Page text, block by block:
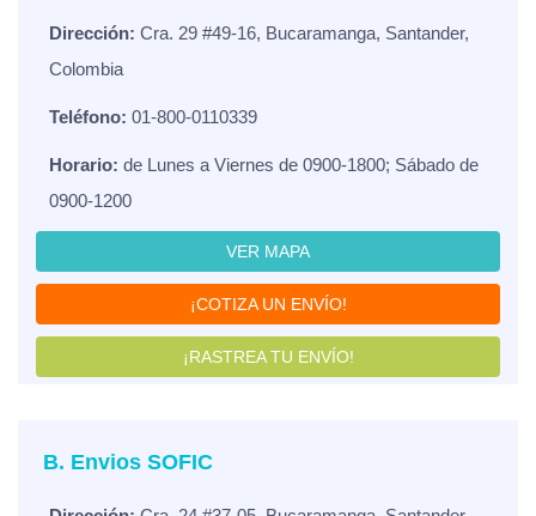
Dirección: Cra. 29 #49-16, Bucaramanga, Santander,
Colombia
Teléfono: 01-800-0110339
Horario: de Lunes a Viernes de 0900-1800; Sábado de
0900-1200
VER MAPA
¡COTIZA UN ENVÍO!
¡RASTREA TU ENVÍO!
B. Envios SOFIC